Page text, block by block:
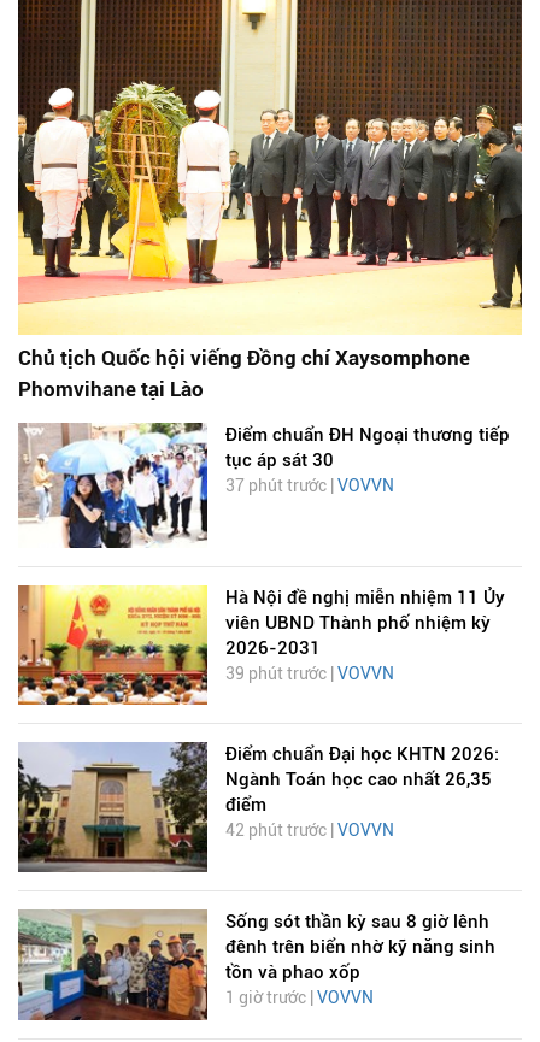
Chủ tịch Quốc hội viếng Đồng chí Xaysomphone
Phomvihane tại Lào
Điểm chuẩn ĐH Ngoại thương tiếp
tục áp sát 30
37 phút trước | VOVVN
Hà Nội đề nghị miễn nhiệm 11 Ủy
viên UBND Thành phố nhiệm kỳ
2026-2031
39 phút trước | VOVVN
Điểm chuẩn Đại học KHTN 2026:
Ngành Toán học cao nhất 26,35
điểm
42 phút trước | VOVVN
Sống sót thần kỳ sau 8 giờ lênh
đênh trên biển nhờ kỹ năng sinh
tồn và phao xốp
1 giờ trước | VOVVN